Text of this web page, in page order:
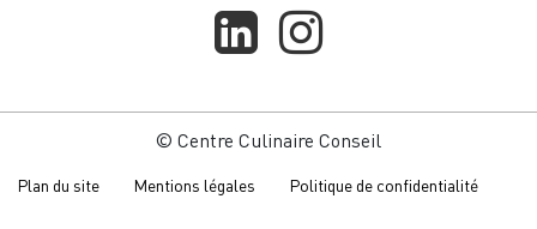
© Centre Culinaire Conseil
Plan du site Mentions légales Politique de confidentialité